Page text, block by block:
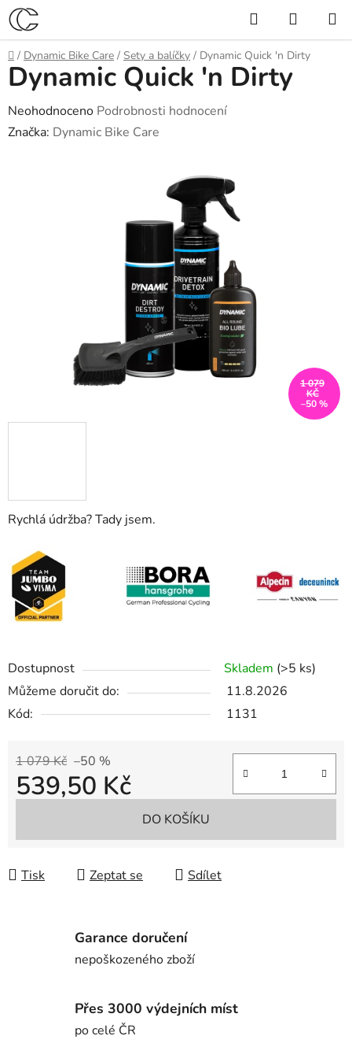
Přejít
na
obsah
Hledat
KOŠÍK
Domů
/ Dynamic Bike Care / Sety a balíčky / Dynamic Quick 'n Dirty
Rychlá údržba? Tady jsem.
Dostupnost Skladem (>5 ks)
Můžeme doručit do:
11.8.2026
Kód:
1131
1 079 Kč –50 %
539,50 Kč
DO KOŠÍKU
Tisk Zeptat se Sdílet
Dynamic Quick 'n Dirty
Průměrné
hodnocení
Neohodnoceno Podrobnosti hodnocení
Značka: Dynamic Bike Care
1 079
KČ
–50 %
Garance doručení
nepoškozeného zboží
Přes 3000 výdejních míst
po celé ČR